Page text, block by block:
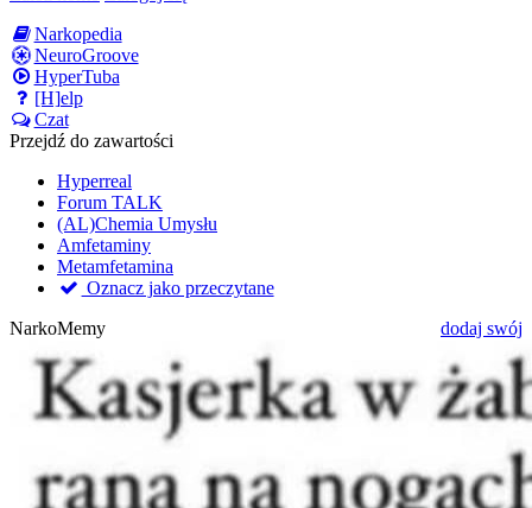
Narkopedia
NeuroGroove
HyperTuba
[H]elp
Czat
Przejdź do zawartości
Hyperreal
Forum TALK
(AL)Chemia Umysłu
Amfetaminy
Metamfetamina
Oznacz jako przeczytane
NarkoMemy
dodaj swój